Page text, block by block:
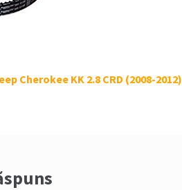
Cherokee KK 2.8 CRD (2008-2012)